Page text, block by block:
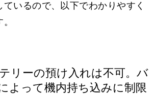
ているので、以下でわかりやすく
リーの預け入れは不可。バ
よって機内持ち込みに制限